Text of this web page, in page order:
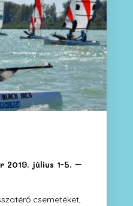
2019. július 1-5. –
csemetéket,